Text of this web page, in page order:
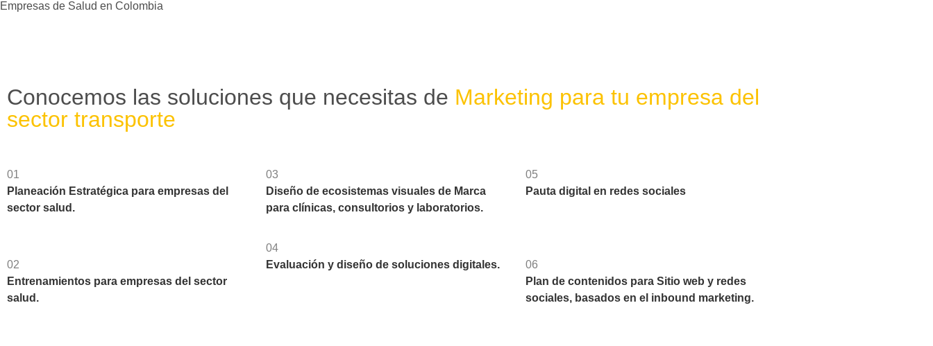
Empresas de Salud en Colombia
Conocemos las soluciones que necesitas de Marketing para tu empresa del
sector transporte
01
Planeación Estratégica para empresas del
sector salud.
02
Entrenamientos para empresas del sector
salud.
03
Diseño de ecosistemas visuales de Marca
para clínicas, consultorios y laboratorios.
04
Evaluación y diseño de soluciones digitales.
05
Pauta digital en redes sociales
06
Plan de contenidos para Sitio web y redes
sociales, basados en el inbound marketing.